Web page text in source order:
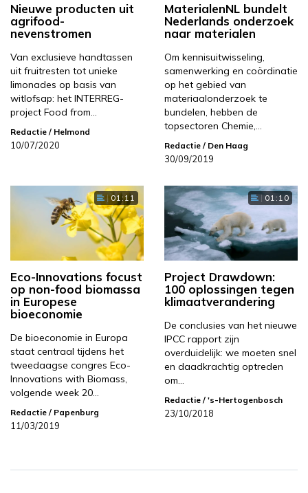
Nieuwe producten uit
agrifood-
nevenstromen
Van exclusieve handtassen
uit fruitresten tot unieke
limonades op basis van
witlofsap: het INTERREG-
project Food from…
Redactie / Helmond
10/07/2020
MaterialenNL bundelt
Nederlands onderzoek
naar materialen
Om kennisuitwisseling,
samenwerking en coördinatie
op het gebied van
materiaalonderzoek te
bundelen, hebben de
topsectoren Chemie,…
Redactie / Den Haag
30/09/2019
01:11
Eco-Innovations focust
op non-food biomassa
in Europese
bioeconomie
De bioeconomie in Europa
staat centraal tijdens het
tweedaagse congres Eco-
Innovations with Biomass,
volgende week 20…
Redactie / Papenburg
11/03/2019
01:10
Project Drawdown:
100 oplossingen tegen
klimaatverandering
De conclusies van het nieuwe
IPCC rapport zijn
overduidelijk: we moeten snel
en daadkrachtig optreden
om…
Redactie / 's-Hertogenbosch
23/10/2018